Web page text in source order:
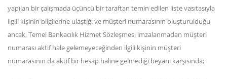
yapılan bir çalışmada üçüncü bir taraftan temin edilen liste vasıtasıyla
ilgili kişinin bilgilerine ulaştığı ve müşteri numarasının oluşturulduğu
ancak, Temel Bankacılık Hizmet Sözleşmesi imzalanmadan müşteri
numarası aktif hale gelemeyeceğinden ilgili kişinin müşteri
numarasının da aktif bir hesap haline gelmediği beyanı karşısında;